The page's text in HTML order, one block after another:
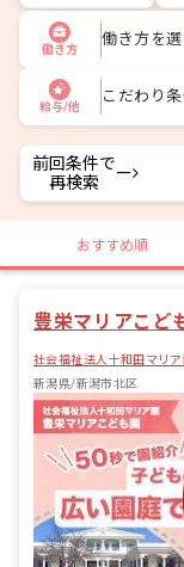
働き方
働き方を
給与/他
こだわり
前回条件で
再検索
ー
おすすめ順
豊栄マリアこど
社会福祉法人十和田マリ
新潟県/新潟市北区